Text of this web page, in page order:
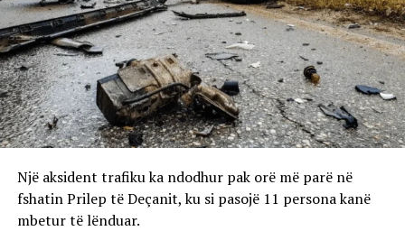
Një aksident trafiku ka ndodhur pak orë më parë në
fshatin Prilep të Deçanit, ku si pasojë 11 persona kanë
mbetur të lënduar.